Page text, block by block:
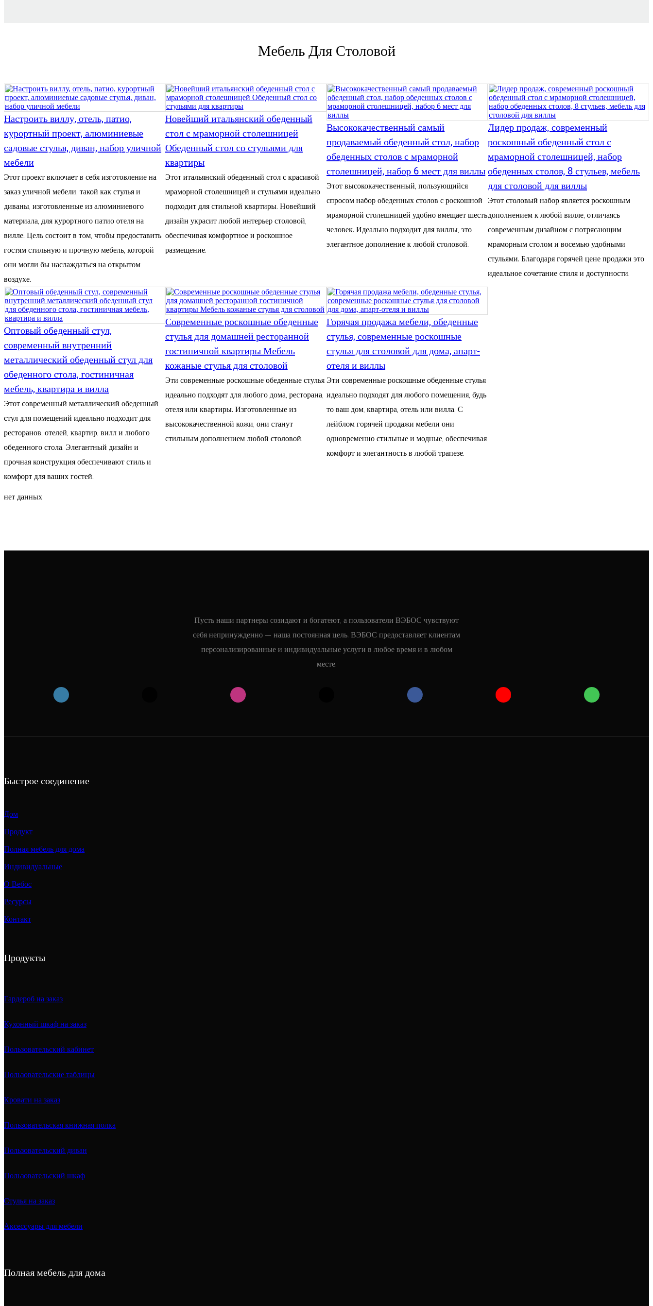
Мебель Для Столовой
Настроить виллу, отель, патио,
курортный проект, алюминиевые
садовые стулья, диван, набор уличной
мебели
Этот проект включает в себя изготовление на
заказ уличной мебели, такой как стулья и
диваны, изготовленные из алюминиевого
материала, для курортного патио отеля на
вилле. Цель состоит в том, чтобы предоставить
гостям стильную и прочную мебель, которой
они могли бы наслаждаться на открытом
воздухе.
Новейший итальянский обеденный
стол с мраморной столешницей
Обеденный стол со стульями для
квартиры
Этот итальянский обеденный стол с красивой
мраморной столешницей и стульями идеально
подходит для стильной квартиры. Новейший
дизайн украсит любой интерьер столовой,
обеспечивая комфортное и роскошное
размещение.
Высококачественный самый
продаваемый обеденный стол, набор
обеденных столов с мраморной
столешницей, набор 6 мест для виллы
Этот высококачественный, пользующийся
спросом набор обеденных столов с роскошной
мраморной столешницей удобно вмещает шесть
человек. Идеально подходит для виллы, это
элегантное дополнение к любой столовой.
Лидер продаж, современный
роскошный обеденный стол с
мраморной столешницей, набор
обеденных столов, 8 стульев, мебель
для столовой для виллы
Этот столовый набор является роскошным
дополнением к любой вилле, отличаясь
современным дизайном с потрясающим
мраморным столом и восемью удобными
стульями. Благодаря горячей цене продажи это
идеальное сочетание стиля и доступности.
Оптовый обеденный стул,
современный внутренний
металлический обеденный стул для
обеденного стола, гостиничная
мебель, квартира и вилла
Этот современный металлический обеденный
стул для помещений идеально подходит для
ресторанов, отелей, квартир, вилл и любого
обеденного стола. Элегантный дизайн и
прочная конструкция обеспечивают стиль и
комфорт для ваших гостей.
Современные роскошные обеденные
стулья для домашней ресторанной
гостиничной квартиры Мебель
кожаные стулья для столовой
Эти современные роскошные обеденные стулья
идеально подходят для любого дома, ресторана,
отеля или квартиры. Изготовленные из
высококачественной кожи, они станут
стильным дополнением любой столовой.
Горячая продажа мебели, обеденные
стулья, современные роскошные
стулья для столовой для дома, апарт-
отеля и виллы
Эти современные роскошные обеденные стулья
идеально подходят для любого помещения, будь
то ваш дом, квартира, отель или вилла. С
лейблом горячей продажи мебели они
одновременно стильные и модные, обеспечивая
комфорт и элегантность в любой трапезе.
нет данных
Пусть наши партнеры созидают и богатеют, а пользователи ВЭБОС чувствуют
себя непринужденно — наша постоянная цель. ВЭБОС предоставляет клиентам
персонализированные и индивидуальные услуги в любое время и в любом
месте.
Быстрое соединение
Дом
Продукт
Полная мебель для дома
Индивидуальные
О Вебос
Ресурсы
Контакт
Продукты
Гардероб на заказ
Кухонный шкаф на заказ
Пользовательский кабинет
Пользовательские таблицы
Кровати на заказ
Пользовательская книжная полка
Пользовательский диван
Пользовательский шкаф
Стулья на заказ
Аксессуары для мебели
Полная мебель для дома